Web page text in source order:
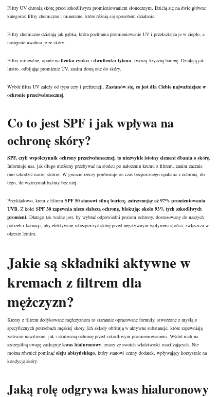
Filtry UV chronią skórę przed szkodliwym promieniowaniem słonecznym. Dzielą się na dwie główne
kategorie: filtry chemiczne i mineralne, które różnią się sposobem działania.
Filtry chemiczne działają jak gąbka, która pochłania promieniowanie UV i przekształca je w ciepło, a
następnie uwalnia je ze skóry.
Filtry mineralne, oparte natlenku cynku i dwutlenku tytanu, tworzą fizyczną barierę. Działają jak
lustro, odbijając promienie UV, zanim dotrą one do skóry.
Wybór filtra UV zależy od typu cery i preferencji. Zastanów się, co jest dla Ciebie najważniejsze w
ochronie przeciwsłonecznej.
Co to jest SPF i jak wpływa na
ochronę skóry?
SPF, czyli współczynnik ochrony przeciwsłonecznej, to niezwykle istotny element dbania o skórę.
Informuje nas, jak długo możemy przebywać na słońcu po nałożeniu kremu z filtrem, zanim zacznie
ono szkodzić naszej skórze. W gruncie rzeczy porównuje on czas bezpiecznego opalania z ochroną, do
tego, ile wytrzymalibyśmy bez niej.
Przykładowo, krem z filtrem SPF 50 stanowi silną barierę, zatrzymując aż 97% promieniowania
UVB. Z kolei SPF 30 zapewnia nieco słabszą ochronę, blokując około 93% tych szkodliwych
promieni. Dlatego tak ważne jest, by wybrać odpowiedni poziom ochrony, dostosowany do naszych
potrzeb i karnacji, aby efektywnie zabezpieczyć skórę przed negatywnym wpływem słońca, zwłaszcza w
okresie letnim.
Jakie są składniki aktywne w
kremach z filtrem dla
mężczyzn?
Kremy z filtrem dedykowane mężczyznom to starannie opracowane formuły, stworzone z myślą o
specyficznych potrzebach męskiej skóry. Ich składy obfitują w aktywne substancje, które zapewniają
zarówno nawilżenie, jak i skuteczną ochronę przed szkodliwym promieniowaniem. Wśród nich na
szczególną uwagę zasługuje kwas hialuronowy, znany ze swoich właściwości nawilżających. Nie
można również pominąć oleju abisyńskiego, który stanowi cenny dodatek, wpływający korzystnie na
kondycję skóry.
Jaką rolę odgrywa kwas hialuronowy